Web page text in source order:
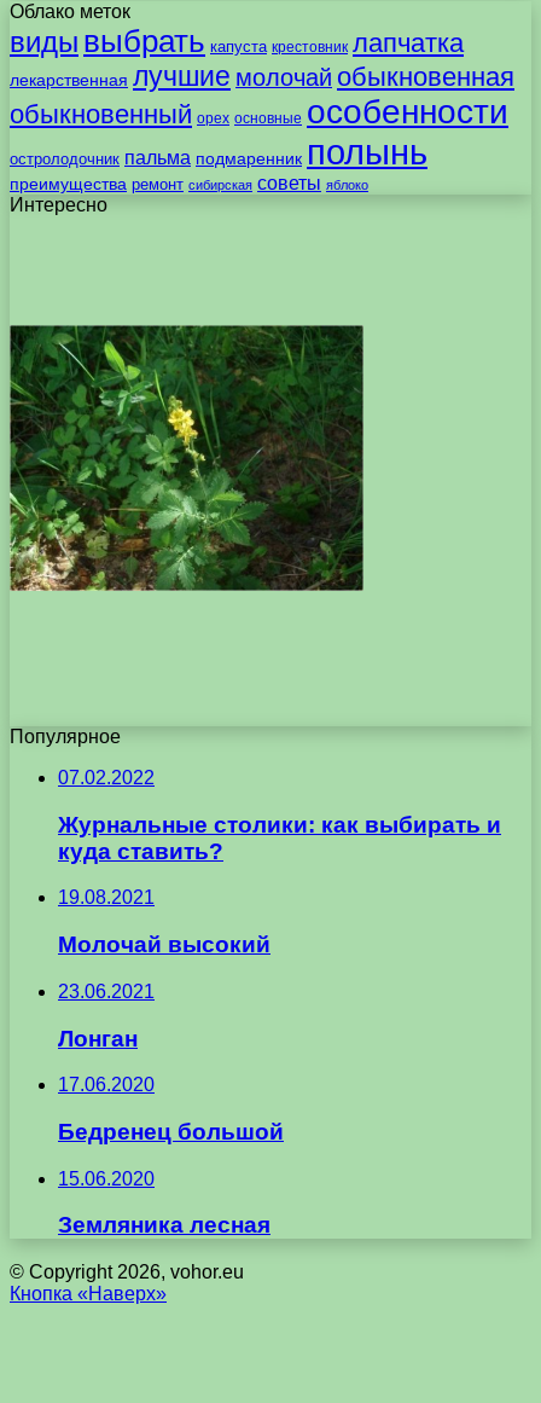
Облако меток
виды выбрать капуста крестовник лапчатка
лекарственная лучшие молочай обыкновенная
обыкновенный орех основные особенности
остролодочник пальма подмаренник полынь
преимущества ремонт сибирская советы яблоко
Интересно
Популярное
07.02.2022
Журнальные столики: как выбирать и
куда ставить?
19.08.2021
Молочай высокий
23.06.2021
Лонган
17.06.2020
Бедренец большой
15.06.2020
Земляника лесная
© Copyright 2026, vohor.eu
Кнопка «Наверх»